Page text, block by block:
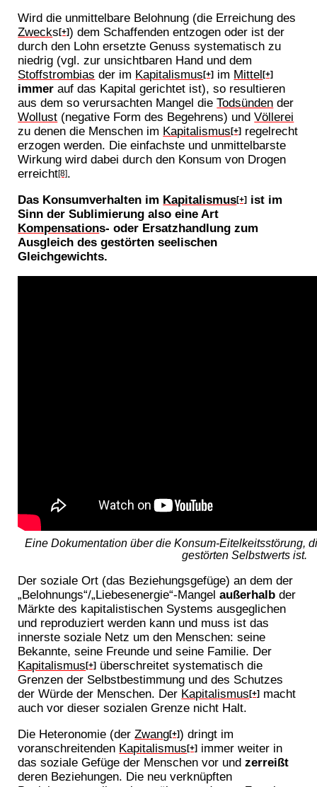
Wird die unmittelbare Belohnung (die Erreichung des
Zwecks[+]) dem Schaffenden entzogen oder ist der
durch den Lohn ersetzte Genuss systematisch zu
niedrig (vgl. zur unsichtbaren Hand und dem
Stoffstrombias der im Kapitalismus[+] im Mittel[+]
immer auf das Kapital gerichtet ist), so resultieren
aus dem so verursachten Mangel dieTodsünden der
Wollust (negative Form des Begehrens) undVöllerei
zu denen die Menschen im Kapitalismus[+] regelrecht
erzogen werden. Die einfachste und unmittelbarste
Wirkung wird dabei durch den Konsum von Drogen
erreicht[8].
Das Konsumverhalten im Kapitalismus[+] ist im
Sinn der Sublimierung also eine Art
Kompensations- oder Ersatzhandlung zum
Ausgleich des gestörten seelischen
Gleichgewichts.
Eine Dokumentation über die Konsum-Eitelkeitsstörung,
gestörten Selbstwerts ist.
Der soziale Ort (das Beziehungsgefüge) an dem der
„Belohnungs“/„Liebesenergie“-Mangelaußerhalb der
Märkte des kapitalistischen Systems ausgeglichen
und reproduziert werden kann und muss ist das
innerste soziale Netz um den Menschen: seine
Bekannte, seine Freunde und seine Familie. Der
Kapitalismus[+] überschreitet systematisch die
Grenzen der Selbstbestimmung und des Schutzes
der Würde der Menschen. Der Kapitalismus[+] macht
auch vor dieser sozialen Grenze nicht Halt.
Die Heteronomie (derZwang[+]) dringt im
voranschreitenden Kapitalismus[+] immer weiter in
das soziale Gefüge der Menschen vor undzerreißt
deren Beziehungen. Die neu verknüpften